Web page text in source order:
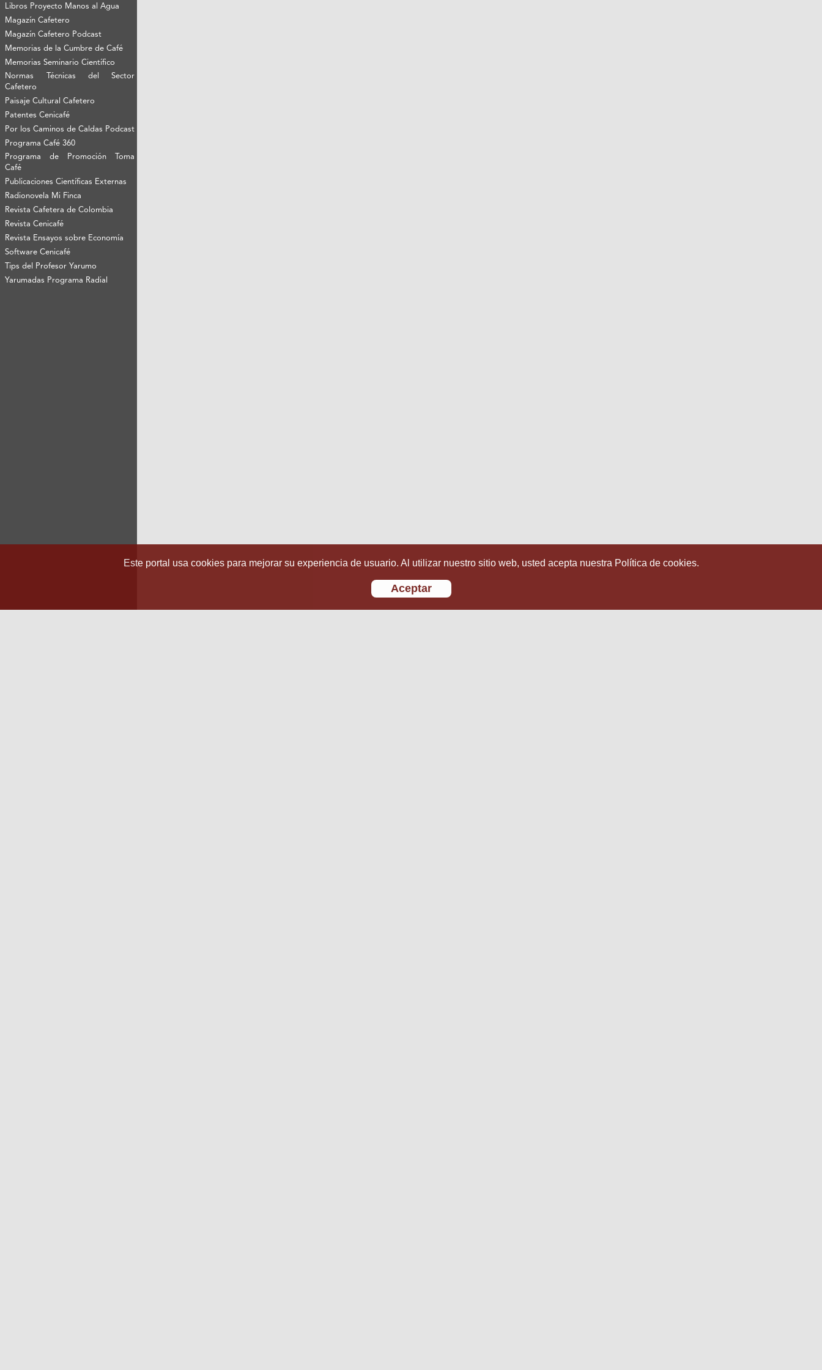
Libros Proyecto Manos al Agua
Magazín Cafetero
Magazín Cafetero Podcast
Memorias de la Cumbre de Café
Memorias Seminario Científico
Normas Técnicas del Sector
Cafetero
Paisaje Cultural Cafetero
Patentes Cenicafé
Por los Caminos de Caldas Podcast
Programa Café 360
Programa de Promoción Toma
Café
Publicaciones Científicas Externas
Radionovela Mi Finca
Revista Cafetera de Colombia
Revista Cenicafé
Revista Ensayos sobre Economía
Software Cenicafé
Tips del Profesor Yarumo
Yarumadas Programa Radial
Este portal usa cookies para mejorar su experiencia de usuario. Al utilizar nuestro sitio web, usted acepta nuestra Política de cookies.
Aceptar